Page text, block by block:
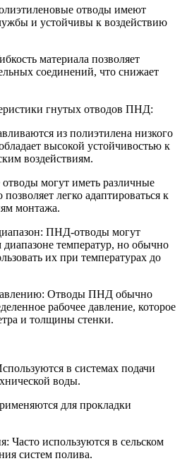
отводы имеют
и устойчивы к воздействию
материала позволяет
соединений, что снижает
гнутых отводов ПНД:
из полиэтилена низкого
высокой устойчивостью к
воздействиям.
отводы могут иметь различные
легко адаптироваться к
монтажа.
ПНД-отводы могут
температур, но обычно
их при температурах до
Отводы ПНД обычно
рабочее давление, которое
и толщины стенки.
в системах подачи
воды.
для прокладки
Часто используются в сельском
систем полива.